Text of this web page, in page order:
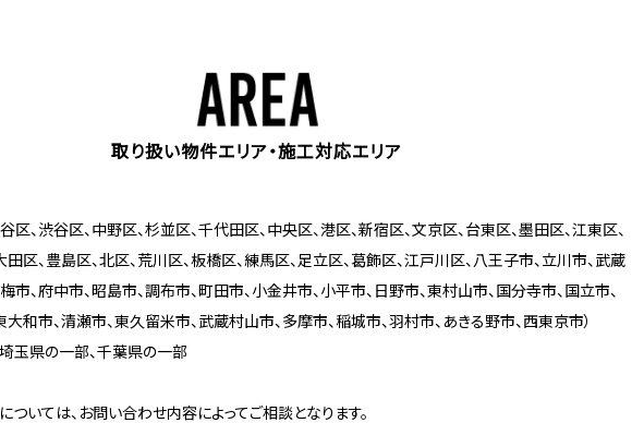
取り扱い物件エリア・施工対応エリア
、渋谷区、中野区、杉並区、千代田区、中央区、港区、新宿区、文京区、台東区、墨田区、江東区、
田区、豊島区、北区、荒川区、板橋区、練馬区、足立区、葛飾区、江戸川区、八王子市、立川市、武蔵
市、府中市、昭島市、調布市、町田市、小金井市、小平市、日野市、東村山市、国分寺市、国立市、
大和市、清瀬市、東久留米市、武蔵村山市、多摩市、稲城市、羽村市、あきる野市、西東京市）
玉県の一部、千葉県の一部
いては、お問い合わせ内容によってご相談となります。